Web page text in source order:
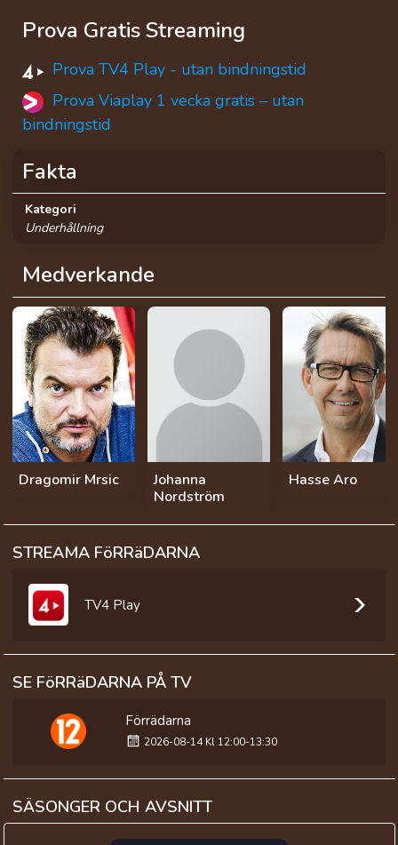
Prova Gratis Streaming
Prova TV4 Play - utan bindningstid
Prova Viaplay 1 vecka gratis – utan
bindningstid
Medverkande
Dragomir Mrsic
Johanna
Nordström
Hasse Aro
Fakta
Kategori
Underhållning
STREAMA FöRRäDARNA
TV4 Play
SE FöRRäDARNA PÅ TV
Förrädarna
2026-08-14 Kl 12:00-13:30
SÄSONGER OCH AVSNITT